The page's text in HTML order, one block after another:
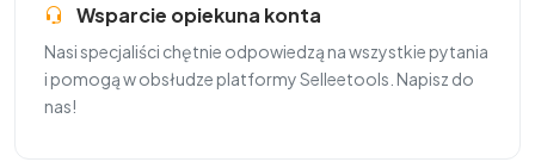
Wsparcie opiekuna konta
Nasi specjaliści chętnie odpowiedzą na wszystkie pytania
i pomogą w obsłudze platformy Selleetools. Napisz do
nas!